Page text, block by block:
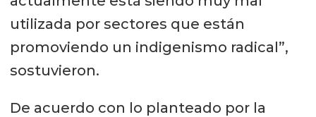
utilizada por sectores que están
promoviendo un indigenismo radical”,
sostuvieron.
De acuerdo con lo planteado por la